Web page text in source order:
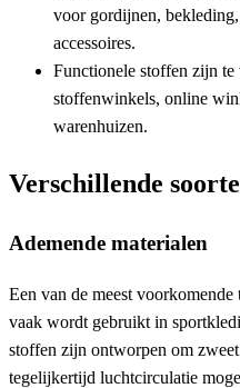
voor gordijnen,
accessoires.
Functionele stoffen zijn te
stoffenwinkels, online
warenhuizen.
Verschillende
Ademende materialen
Een van de meest voorkomende
vaak wordt gebruikt in
stoffen zijn ontworpen om
tegelijkertijd luchtcirculatie